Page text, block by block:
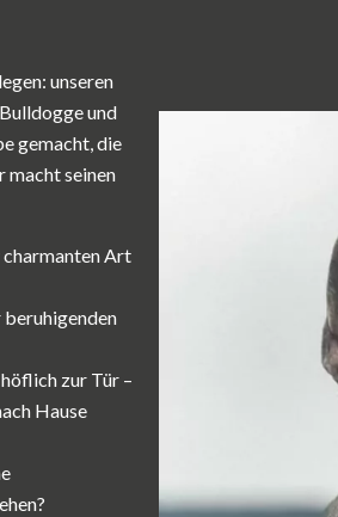
unseren
und
gemacht, die
macht seinen
charmanten Art
zur Tür –
Hause